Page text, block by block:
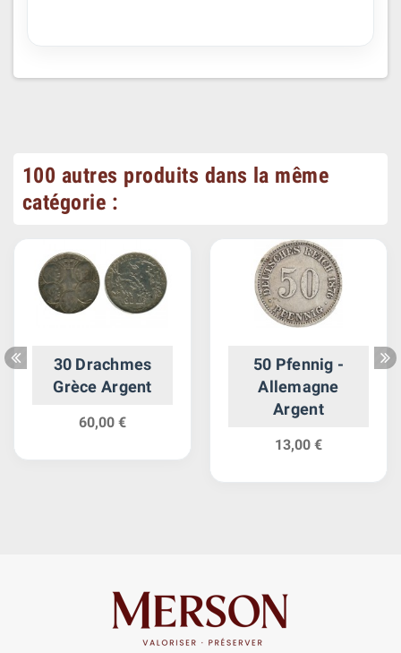
100 autres produits dans la même
catégorie :
30 Drachmes
Grèce Argent
60,00 €
50 Pfennig -
Allemagne
Argent
13,00 €